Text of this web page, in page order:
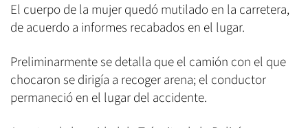
El cuerpo de la mujer quedó mutilado en la carretera,
de acuerdo a informes recabados en el lugar.
Preliminarmente se detalla que el camión con el que
chocaron se dirigía a recoger arena; el conductor
permaneció en el lugar del accidente.